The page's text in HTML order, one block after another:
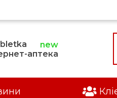
аптека